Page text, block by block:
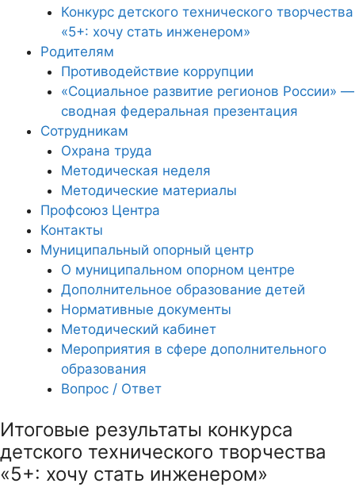
Конкурс детского технического творчества
«5+: хочу стать инженером»
Родителям
Противодействие коррупции
«Социальное развитие регионов России» —
сводная федеральная презентация
Сотрудникам
Охрана труда
Методическая неделя
Методические материалы
Профсоюз Центра
Контакты
Муниципальный опорный центр
О муниципальном опорном центре
Дополнительное образование детей
Нормативные документы
Методический кабинет
Мероприятия в сфере дополнительного
образования
Вопрос / Ответ
Итоговые результаты конкурса
детского технического творчества
«5+: хочу стать инженером»